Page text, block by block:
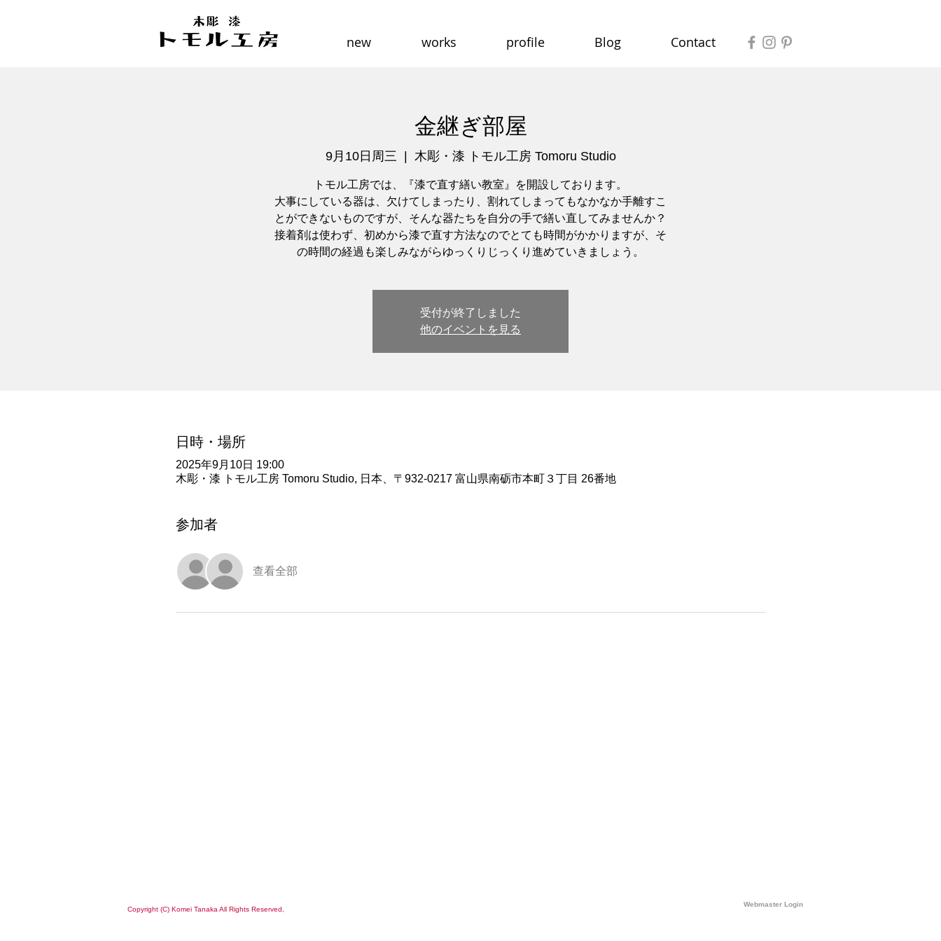
new works profile Blog Contact
金継ぎ部屋
9月10日周三
  |
木彫・漆 トモル工房 Tomoru Studio
トモル工房では、『漆で直す繕い教室』を開設しております。
大事にしている器は、欠けてしまったり、割れてしまってもなかなか手離すこ
とができないものですが、そんな器たちを自分の手で繕い直してみませんか？
接着剤は使わず、初めから漆で直す方法なのでとても時間がかかりますが、そ
の時間の経過も楽しみながらゆっくりじっくり進めていきましょう。
受付が終了しました
他のイベントを見る
日時・場所
2025年9月10日 19:00
木彫・漆 トモル工房 Tomoru Studio, 日本、〒932-0217 富山県南砺市本町３丁目 26番地
参加者
查看全部
Copyright (C) Komei Tanaka All Rights Reserved,
Webmaster Login